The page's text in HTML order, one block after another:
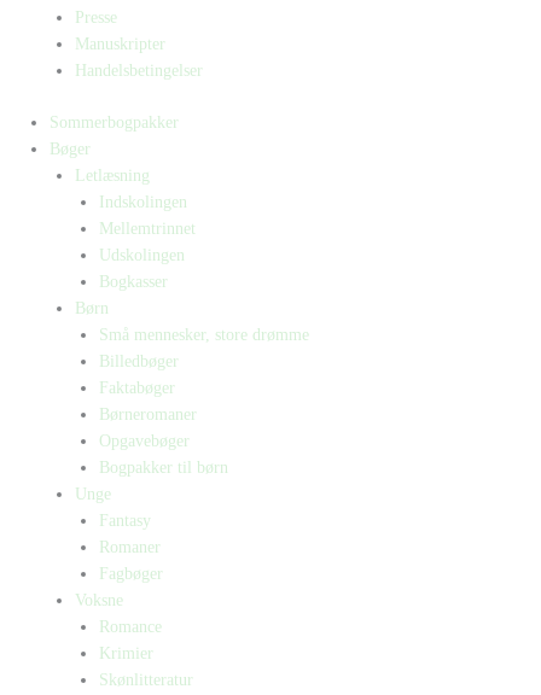
Presse
Manuskripter
Handelsbetingelser
Sommerbogpakker
Bøger
Letlæsning
Indskolingen
Mellemtrinnet
Udskolingen
Bogkasser
Børn
Små mennesker, store drømme
Billedbøger
Faktabøger
Børneromaner
Opgavebøger
Bogpakker til børn
Unge
Fantasy
Romaner
Fagbøger
Voksne
Romance
Krimier
Skønlitteratur